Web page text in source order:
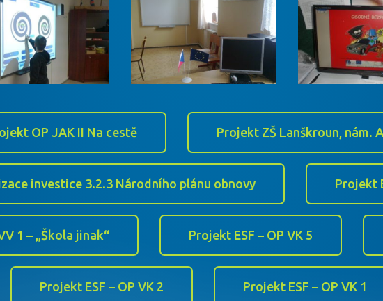
OP JAK II Na cestě Projekt ZŠ Lanškroun, nám.
investice 3.2.3 Národního plánu obnovy Projekt
1 – „Škola jinak“ Projekt ESF – OP VK 5
Projekt ESF – OP VK 2 Projekt ESF – OP VK 1